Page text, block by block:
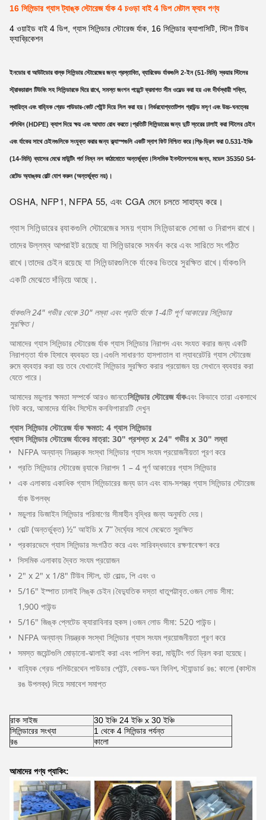
16 সিলিন্ডার গ্যাস ট্যাঙ্ক স্টোরেজ র্যাক 4 চওড়া বাই 4 ডিপ মেটাল ফ্যাব পণ্য
4 ওয়াইড বাই 4 ডিপ, গ্যাস সিলিন্ডার স্টোরেজ র্যাক, 16 সিলিন্ডার ক্যাপাসিটি, স্টিল টিউব
ফ্যাব্রিকেশন
ইনডোর বা আউটডোর বাল্ক সিলিন্ডার স্টোরেজের জন্য প্রস্তাবিত, ব্যারিকেড র্যাকগুলি 2-ইন (51-মিমি) স্কয়ার স্টিলের
স্ট্রাকচারাল টিউবিং সহ সিলিন্ডারকে ঘিরে রাখে, সমস্ত জংশন পয়েন্টে ক্রমাগত সীম ওয়েল্ড করা হয় এবং দীর্ঘস্থায়ী শক্তি,
স্থায়িত্ব এবং বাহ্যিক গ্রেড পাউডার-কোট পেইন্ট দিয়ে সিল করা হয়। নির্ভরযোগ্যতাটপস গ্রাউন্ড মসৃণ এবং উচ্চ-ঘনত্বের
পলিথিন (HDPE) ক্যাপ দিয়ে ক্ষয় এবং আঘাত রোধ করতে।প্রতিটি সিলিন্ডারের জন্য দুটি স্তরের ঢালাই করা স্টিলের চেইন
এবং র্যাকের সাথে চেইনগুলিকে সংযুক্ত করার জন্য ক্ল্যাস্পগুলি একটি স্নাগ ফিট নিশ্চিত করে।প্রি-ড্রিল করা 0.531-ইঞ্চি
(14-মিমি) ব্যাসের মেঝে মাউন্টিং গর্ত নিম্ন নল কাঠামোতে অন্তর্ভুক্ত।সিসমিক ইনস্টলেশনের জন্য, মডেল 35350 S4-
রেটেড অ্যাঙ্কর বোল্ট যোগ করুন (অন্তর্ভুক্ত নয়)।
OSHA, NFP1, NFPA 55, এবং CGA মেনে চলতে সাহায্য করে।
গ্যাস সিলিন্ডারের র‌্যাকগুলি স্টোরেজের সময় গ্যাস সিলিন্ডারকে সোজা ও নিরাপদ রাখে।
তাদের উল্লম্ব আপরাইট রয়েছে যা সিলিন্ডারকে সমর্থন করে এবং সারিতে সংগঠিত
রাখে।তাদের চেইন রয়েছে যা সিলিন্ডারগুলিকে র্যাকের ভিতরে সুরক্ষিত রাখে।র্যাকগুলি
একটি মেঝেতে দাঁড়িয়ে আছে। .
র্যাকগুলি 24″ গভীর থেকে 30″ লম্বা এবং প্রতি র্যাকে 1-4টি পূর্ণ আকারের সিলিন্ডার
সুরক্ষিত।
আমাদের গ্যাস সিলিন্ডার স্টোরেজ র্যাক গ্যাস সিলিন্ডার নিরাপদ এবং সংযত করার জন্য একটি
নিরাপত্তা র্যাক হিসাবে ব্যবহৃত হয়।এগুলি সাধারণত হাসপাতাল বা ল্যাবরেটরি গ্যাস স্টোরেজ
রুমে ব্যবহার করা হয় তবে যেখানেই সিলিন্ডার সুরক্ষিত করার প্রয়োজন হয় সেখানে ব্যবহার করা
যেতে পারে।
আমাদের মডুলার ক্ষমতা সম্পর্কে আরও জানতেসিলিন্ডার স্টোরেজ র্যাকএবং কিভাবে তারা একসাথে
ফিট করে, আমাদের র্যাকিং সিস্টেম কনফিগারারটি দেখুন
গ্যাস সিলিন্ডার স্টোরেজ র্যাক ক্ষমতা: 4 গ্যাস সিলিন্ডার
গ্যাস সিলিন্ডার স্টোরেজ র্যাকের মাত্রা: 30" প্রশস্ত x 24" গভীর x 30" লম্বা
NFPA অন্যান্য নিয়ন্ত্রক সংস্থা সিলিন্ডার গ্যাস সংযম প্রয়োজনীয়তা পূরণ করে
প্রতি সিলিন্ডার স্টোরেজ র‌্যাকে নিরাপদ 1 – 4 পূর্ণ আকারের গ্যাস সিলিন্ডার
এক এলাকায় একাধিক গ্যাস সিলিন্ডারের জন্য ডান এবং বাম-সশস্ত্র গ্যাস সিলিন্ডার স্টোরেজ
র্যাক উপলব্ধ
মডুলার ডিজাইন সিলিন্ডার পরিমাণের সীমাহীন বৃদ্ধির জন্য অনুমতি দেয়।
বোল্ট (অন্তর্ভুক্ত) ½” আইডি x 7” দৈর্ঘ্যের সাথে মেঝেতে সুরক্ষিত
প্রকারভেদে গ্যাস সিলিন্ডার সংগঠিত করে এবং সারিবদ্ধভাবে রক্ষণাবেক্ষণ করে
সিসমিক এলাকায় দ্বৈত সংযম প্রয়োজন
2" x 2" x 1/8" টিউব স্টিল, হট রোল্ড, পি এবং ও
5/16" ইস্পাত ঢালাই লিঙ্ক চেইন।বৈদ্যুতিক দস্তা ধাতুপট্টাবৃত.ওজন লোড সীমা:
1,900 পাউন্ড
5/16" জিঙ্ক প্লেটেড ক্যারাবিনার হুকস।ওজন লোড সীমা: 520 পাউন্ড।
NFPA অন্যান্য নিয়ন্ত্রক সংস্থা সিলিন্ডার গ্যাস সংযম প্রয়োজনীয়তা পূরণ করে
সমস্ত জয়েন্টগুলি মোড়ানো-ঝালাই করা এবং পালিশ করা, মাউন্টিং গর্ত ড্রিল করা হয়েছে।
বাহ্যিক গ্রেড পলিউরেথেন পাউডার পেইন্ট, বেকড-অন ফিনিশ, স্ট্যান্ডার্ড রঙ: কালো (কাস্টম
রঙ উপলব্ধ) দিয়ে সমাবেশ সমাপ্ত
রাক সাইজ
30 ইঞ্চি 24 ইঞ্চি x 30 ইঞ্চি
সিলিন্ডারের সংখ্যা
1 থেকে 4 সিলিন্ডার পর্যন্ত
রঙ
কালো
আমাদের পণ্য প্যাকিং: